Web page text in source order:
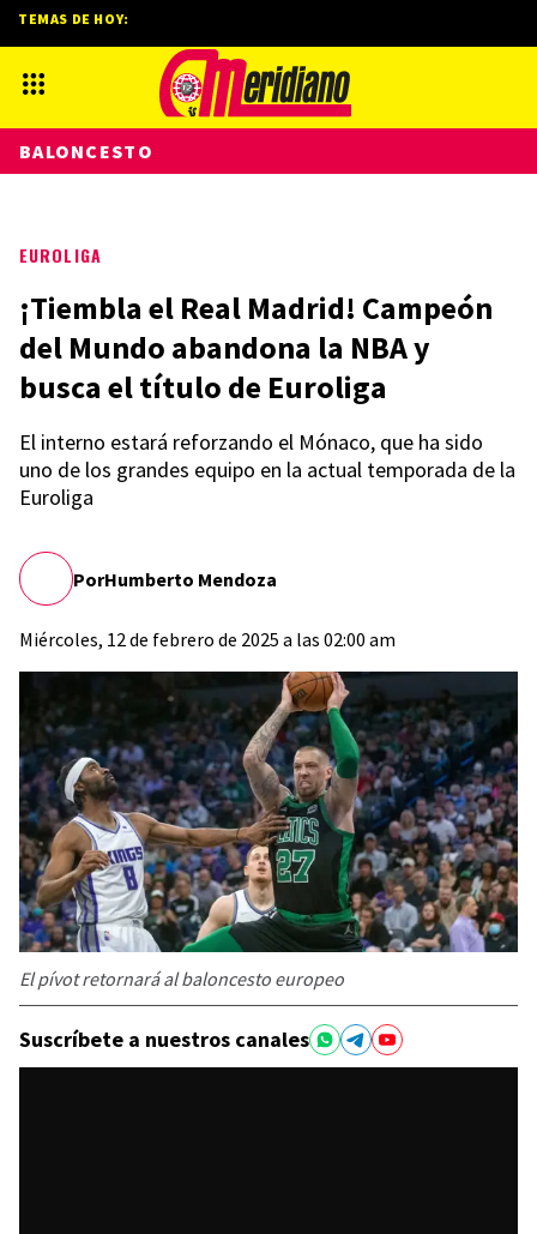
EUROLIGA
¡Tiembla el Real Madrid! Campeón
del Mundo abandona la NBA y
busca el título de Euroliga
El interno estará reforzando el Mónaco, que ha sido
uno de los grandes equipo en la actual temporada de la
Euroliga
PorHumberto Mendoza
Miércoles, 12 de febrero de 2025 a las 02:00 am
El pívot retornará al baloncesto europeo
Suscríbete a nuestros canales
TEMAS DE HOY:
BALONCESTO